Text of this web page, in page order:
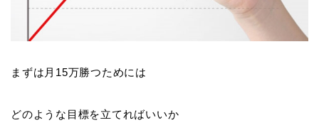
まずは月15万勝つためには
どのような目標を立てればいいか